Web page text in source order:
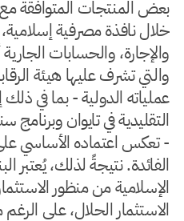
بعض المنتجات المتوافقة
خلال نافذة مصرفية
والإجارة، والحسابات الجارية
والتي تشرف عليها هيئة
عملياته الدولية - بما في
- تعكس اعتماده الأساسي
الفائدة. نتيجةً لذلك، يُعتبر
الإسلامية من منظور
الاستثمار الحلال، على